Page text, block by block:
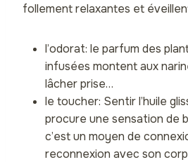
follement relaxantes et
l’odorat: le parfum des
infusées montent aux
lâcher prise…
le toucher: Sentir l’huile
procure une sensation de
c’est un moyen de
reconnexion avec son